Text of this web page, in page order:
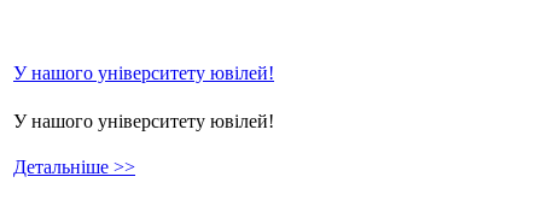
У нашого університету ювілей!
У нашого університету ювілей!
Детальніше >>